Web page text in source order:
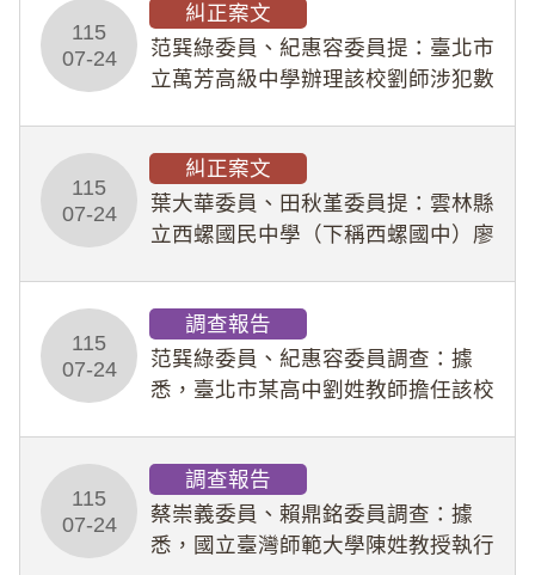
人員保障法」及「職業安全衛生法」
所定維護公務人員
115
07-24
糾正案文
范巽綠委員、紀惠容委員提：臺北市
立萬芳高級中學辦理該校劉師涉犯數
業把關與糾錯功能，不僅首份調查報
告漏未審酌師生不
115
07-24
糾正案文
葉大華委員、田秋堇委員提：雲林縣
立西螺國民中學（下稱西螺國中）廖
教羽球隊學生等行為，歷經該校校園
事件處理會議（下
115
07-24
調查報告
范巽綠委員、紀惠容委員調查：據
悉，臺北市某高中劉姓教師擔任該校
行拍攝特定樣態性影像並以手機傳送
劉師。該生因畏懼成
115
07-24
調查報告
蔡崇義委員、賴鼎銘委員調查：據
悉，國立臺灣師範大學陳姓教授執行